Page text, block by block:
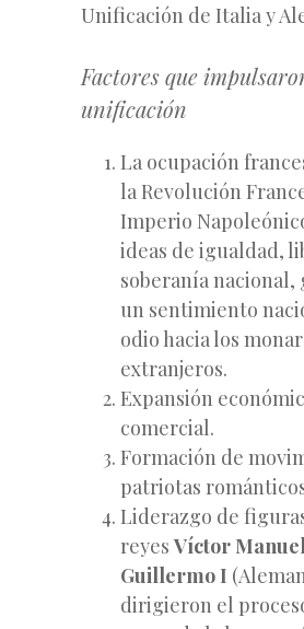
Unificación de Italia y
Factores que
unificación
La ocupación
la Revolución
Imperio
ideas de igualdad,
soberanía nacional,
un sentimiento
odio hacia los
extranjeros.
Expansión
comercial.
Formación de
patriotas
Liderazgo de
reyes Víctor
Guillermo I
dirigieron el